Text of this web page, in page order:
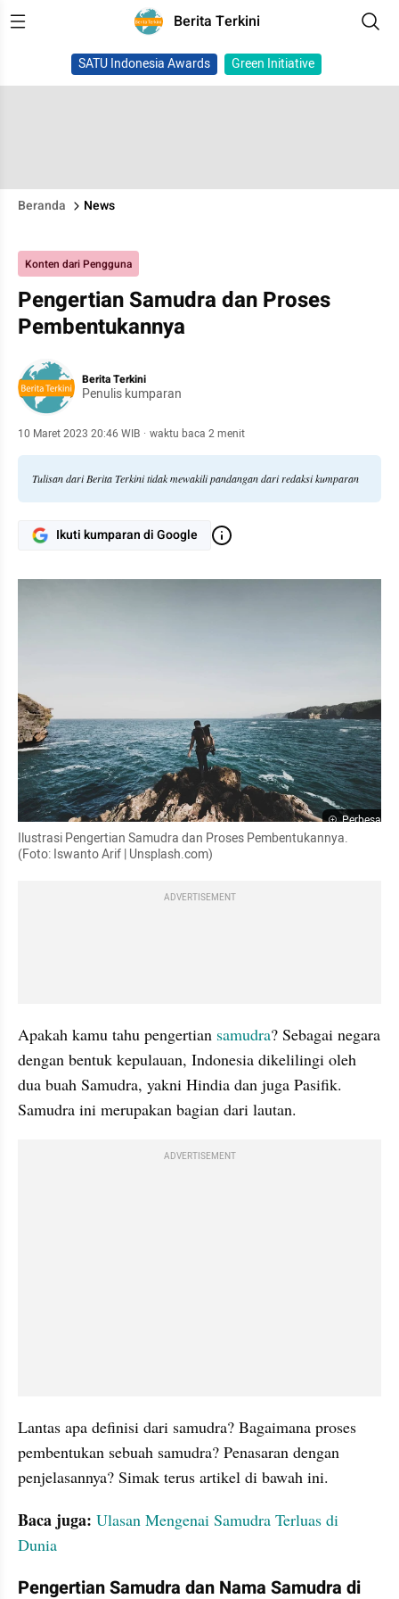
Berita Terkini
SATU Indonesia Awards Green Initiative
Beranda News
Konten dari Pengguna
Pengertian Samudra dan Proses
Pembentukannya
Berita Terkini
Penulis kumparan
10 Maret 2023 20:46 WIB · waktu baca 2 menit
Tulisan dari Berita Terkini tidak mewakili pandangan dari redaksi kumparan
Ikuti kumparan di Google
Perbesar
Ilustrasi Pengertian Samudra dan Proses Pembentukannya.
(Foto: Iswanto Arif | Unsplash.com)
ADVERTISEMENT
Apakah kamu tahu pengertian samudra? Sebagai negara
dengan bentuk kepulauan, Indonesia dikelilingi oleh
dua buah Samudra, yakni Hindia dan juga Pasifik.
Samudra ini merupakan bagian dari lautan.
ADVERTISEMENT
Lantas apa definisi dari samudra? Bagaimana proses
pembentukan sebuah samudra? Penasaran dengan
penjelasannya? Simak terus artikel di bawah ini.
Baca juga: Ulasan Mengenai Samudra Terluas di
Dunia
Pengertian Samudra dan Nama Samudra di